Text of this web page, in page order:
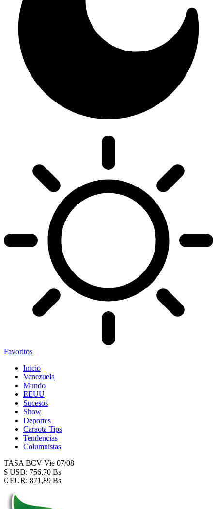
Favoritos
Inicio
Venezuela
Mundo
EEUU
Sucesos
Show
Deportes
Caraota Tips
Tendencias
Columnistas
TASA BCV Vie 07/08
$ USD: 756,70 Bs
€ EUR: 871,89 Bs